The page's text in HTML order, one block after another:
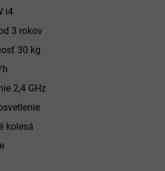
i4
3 rokov
30 kg
h
2,4 GHz
kolesá